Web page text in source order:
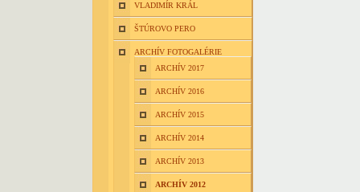
VLADIMÍR KRÁL
ŠTÚROVO PERO
ARCHÍV FOTOGALÉRIE
ARCHÍV 2017
ARCHÍV 2016
ARCHÍV 2015
ARCHÍV 2014
ARCHÍV 2013
ARCHÍV 2012